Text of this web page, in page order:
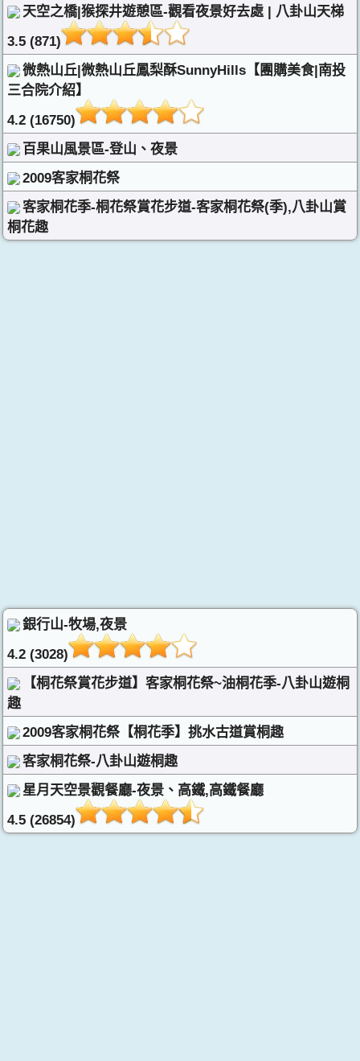
天空之橋|猴探井遊憩區-觀看夜景好去處 | 八卦山天梯
3.5 (871)
微熱山丘|微熱山丘鳳梨酥SunnyHills【團購美食|南投
三合院介紹】
4.2 (16750)
百果山風景區-登山、夜景
2009客家桐花祭
客家桐花季-桐花祭賞花步道-客家桐花祭(季),八卦山賞
桐花趣
銀行山-牧場,夜景
4.2 (3028)
【桐花祭賞花步道】客家桐花祭~油桐花季-八卦山遊桐
趣
2009客家桐花祭【桐花季】挑水古道賞桐趣
客家桐花祭-八卦山遊桐趣
星月天空景觀餐廳-夜景、高鐵,高鐵餐廳
4.5 (26854)